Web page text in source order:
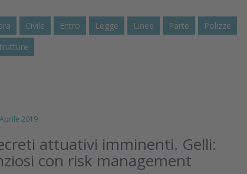
Civile Entro Legge Linee Parte
Polizze
2019
attuativi imminenti. Gelli:
con risk management